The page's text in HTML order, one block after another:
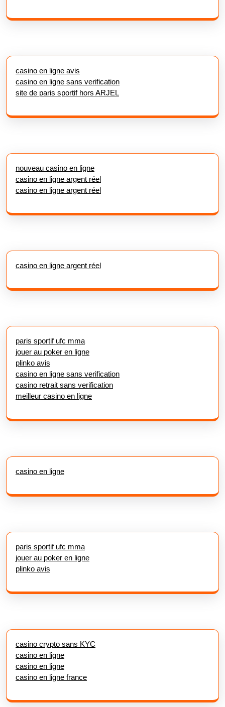
casino en ligne avis
casino en ligne sans verification
site de paris sportif hors ARJEL
nouveau casino en ligne
casino en ligne argent réel
casino en ligne argent réel
casino en ligne argent réel
paris sportif ufc mma
jouer au poker en ligne
plinko avis
casino en ligne sans verification
casino retrait sans verification
meilleur casino en ligne
casino en ligne
paris sportif ufc mma
jouer au poker en ligne
plinko avis
casino crypto sans KYC
casino en ligne
casino en ligne
casino en ligne france